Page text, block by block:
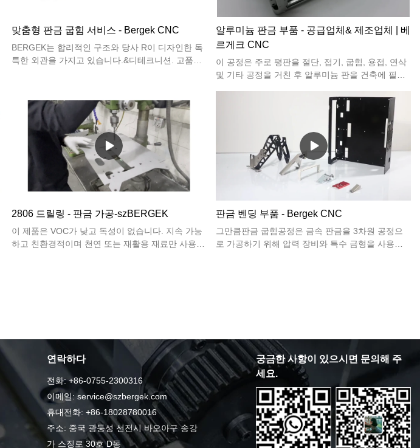
맞춤형 판금 굽힘 서비스 - Bergek CNC
BERGEK는 합리적인 구조와 당사 R이 디자인한 독
특한 외관을 가지고 있습니다.&디테크니션. 고품질
스탬핑, 용접 및 맞춤형 금속 부품에는 우수한 성능
이 있습니다. 또한 고객의 Needs와 업계 동향에 따
라 제작되어 사용자의 Needs에 크게 부합하며 그
가치가 매우 높습니다.
알루미늄 판금 부품 - 공급업체& 제조업체 | 베
르게크 CNC
이 공정은 주로 평판을 절단, 접기, 굽힘, 용접, 연삭
및 기타 공정을 거친 후 알루미늄 판을 건축에 필요
2806 드릴링 - 판금 가공-szBERGEK
이 제품은 VOC가 낮고 독성이 없습니다. 지속 가능
하고 친환경적이며 천연 또는 재활용 재료만 사용하
판금 벤딩 부품 - Bergek CNC
그만큼판금 굽힘공정은 금속 판금을 3차원 공정으
로 가공하기 위해 압력 장비와 특수 금형을 사용하
연락하다
전화: +86-0755-2300316
이메일: service@szbergek.com
휴대전화: +86-18028780016
주소: 중국 광둥성 선전시 바오아구 송강
가 스징로 30호 D동
궁금한 사항이 있으시면 문의해 주
세요.